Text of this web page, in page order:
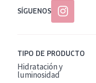
SÍGUENOS
TIPO DE PRODUCTO
Hidratación y
luminosidad